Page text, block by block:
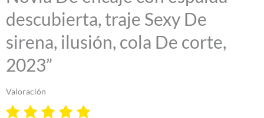
descubierta, traje Sexy De
sirena, ilusión, cola De corte,
2023”
Valoración